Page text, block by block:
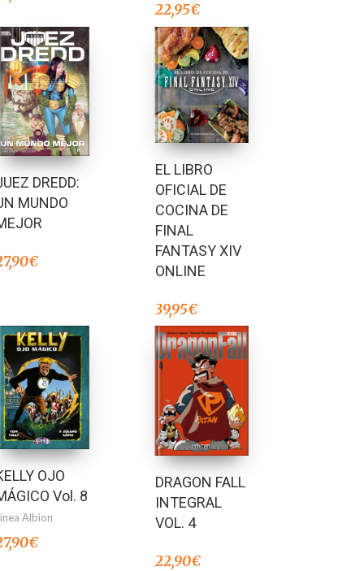
22,95€
DREDD:
MUNDO
€
EL LIBRO
OFICIAL DE
COCINA DE
FINAL
FANTASY XIV
ONLINE
39,95€
OJO
Vol. 8
Albion
€
DRAGON FALL
INTEGRAL
VOL. 4
22,90€